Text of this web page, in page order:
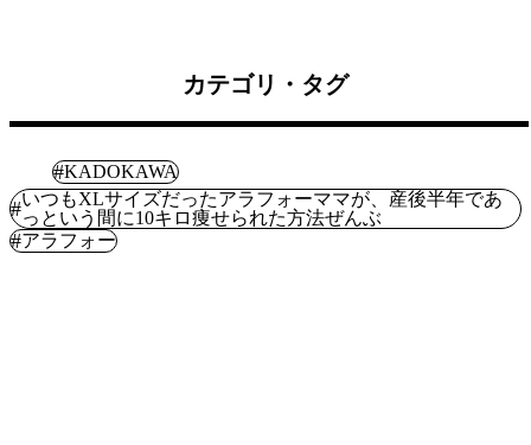
カテゴリ・タグ
#KADOKAWA
#いつもXLサイズだったアラフォーママが、産後半年であ
っという間に10キロ痩せられた方法ぜんぶ
#アラフォー